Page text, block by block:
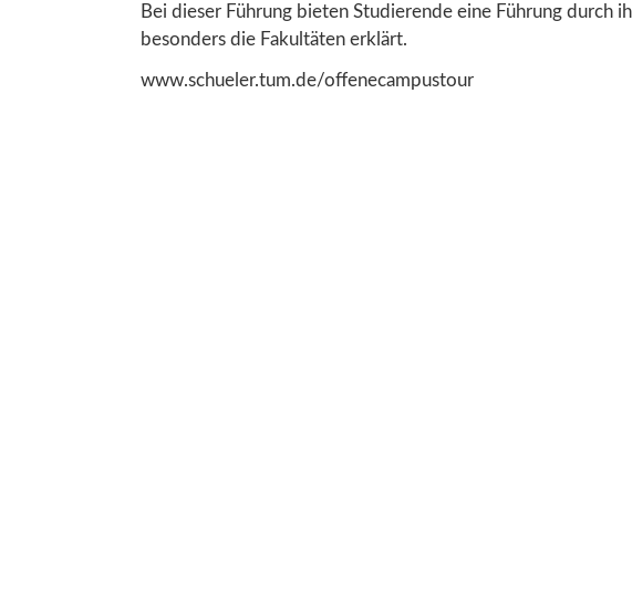
Bei dieser Führung bieten Studierende eine Führung durch
besonders die Fakultäten erklärt.
www.schueler.tum.de/offenecampustour